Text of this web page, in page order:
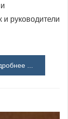
и руководители
...